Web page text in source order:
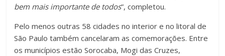
bem mais importante de todos”, completou.
Pelo menos outras 58 cidades no interior e no litoral de
São Paulo também cancelaram as comemorações. Entre
os municípios estão Sorocaba, Mogi das Cruzes,